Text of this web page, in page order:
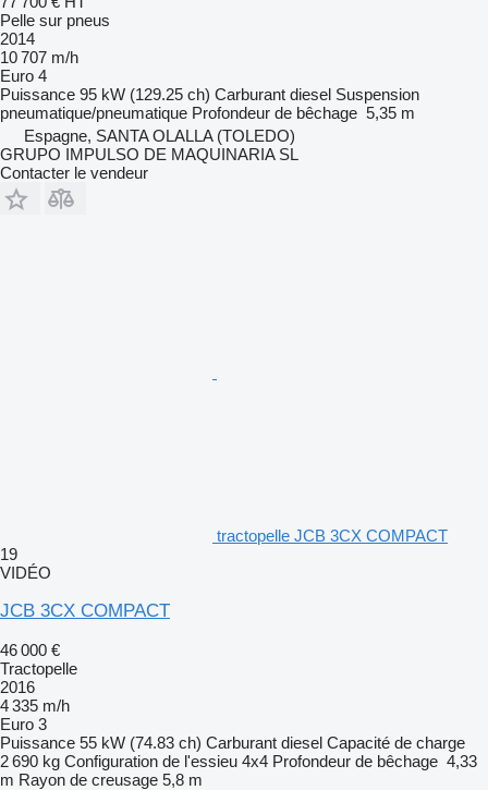
Pelle sur pneus
2014
10 707 m/h
Euro 4
Puissance 95 kW (129.25 ch) Carburant diesel Suspension
pneumatique/pneumatique Profondeur de bêchage 5,35 m
Espagne, SANTA OLALLA (TOLEDO)
GRUPO IMPULSO DE MAQUINARIA SL
Contacter le vendeur
tractopelle JCB 3CX COMPACT
19
VIDÉO
JCB 3CX COMPACT
46 000 €
Tractopelle
2016
4 335 m/h
Euro 3
Puissance 55 kW (74.83 ch) Carburant diesel Capacité de charge
2 690 kg Configuration de l'essieu 4x4 Profondeur de bêchage 4,33
m Rayon de creusage 5,8 m